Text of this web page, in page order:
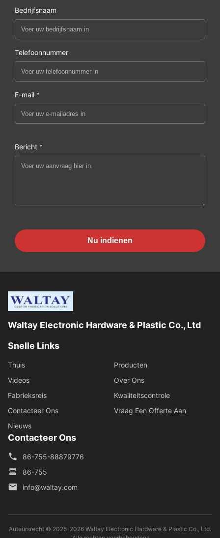
Bedrijfsnaam
Telefoonnummer
E-mail *
Bericht *
Nu indienen
Waltay Electronic Hardware & Plastic Co., Ltd
Snelle Links
Thuis
Producten
Videos
Over Ons
Fabrieksreis
Kwaliteitscontrole
Contacteer Ons
Vraag Een Offerte Aan
Nieuws
Contacteer Ons
86-755-88879776
86-755
info@waltay.com
Auteursrecht © 2025-2026 Waltay Electronic Hardware & Plastic Co., Ltd.